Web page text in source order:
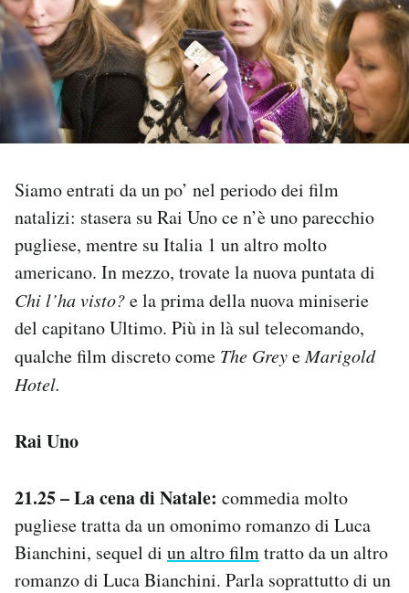
Sport
Mondiali calcio 2026
PODCAST
I MIEI PREFERITI
SHOP
CALENDARIO
AREA PERSONALE
Regala il Post
Hai bisogno di aiuto?
Esci
Siamo entrati da un po’ nel periodo dei film
natalizi: stasera su Rai Uno ce n’è uno parecchio
pugliese, mentre su Italia 1 un altro molto
americano. In mezzo, trovate la nuova puntata di
Chi l’ha visto?e la prima della nuova miniserie
del capitano Ultimo. Più in là sul telecomando,
qualche film discreto come The GreyeMarigold
Hotel.
Rai Uno
21.25 – La cena di Natale: commedia molto
pugliese tratta da un omonimo romanzo di Luca
Bianchini, sequel di un altro filmtratto da un altro
romanzo di Luca Bianchini. Parla soprattutto di un